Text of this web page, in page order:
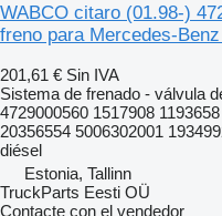
WABCO citaro (01.98-)
freno para Mercedes-
201,61 € Sin IVA
Sistema de frenado - válvula
4729000560 1517908
20356554 5006302001
diésel
Estonia, Tallinn
TruckParts Eesti OÜ
Contacte con el vendedor